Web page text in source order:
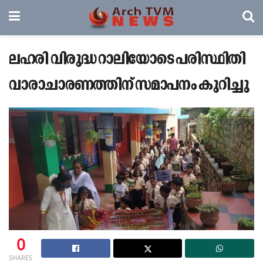
ലഹരി വിരുദ്ധ റാലിയോടെ പരിസ്ഥിതി
വാരാചാരണത്തിന് സമാപനം കുറിച്ചു
0
SHARES